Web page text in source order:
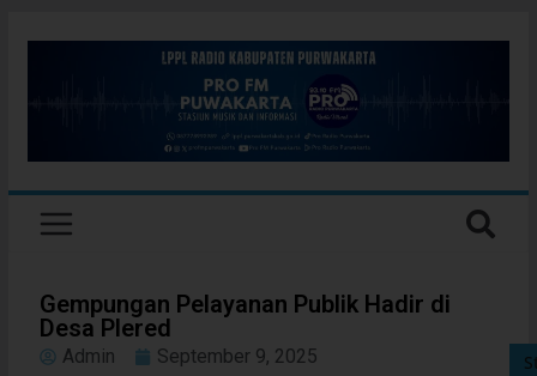
Gempungan Pelayanan Publik Hadir di
Desa Plered
Admin September 9, 2025